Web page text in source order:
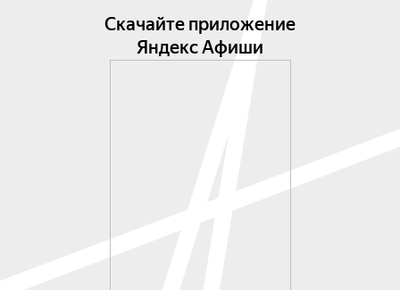
Скачайте приложение
Яндекс Афиши